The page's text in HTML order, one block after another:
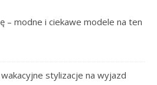
– modne i ciekawe modele na ten
stylizacje na wyjazd